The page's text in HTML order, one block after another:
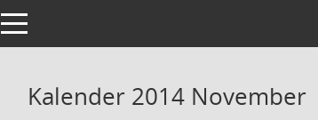
Toggle navigation
Kalender 2014 November